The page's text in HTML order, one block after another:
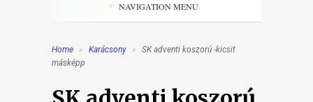
NAVIGATION MENU
Home » Karácsony »
SK adventi koszorú -kicsit
másképp